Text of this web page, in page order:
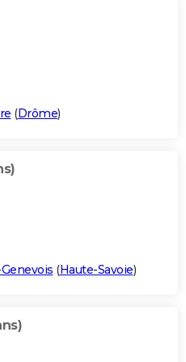
(Drôme)
(Haute-Savoie)